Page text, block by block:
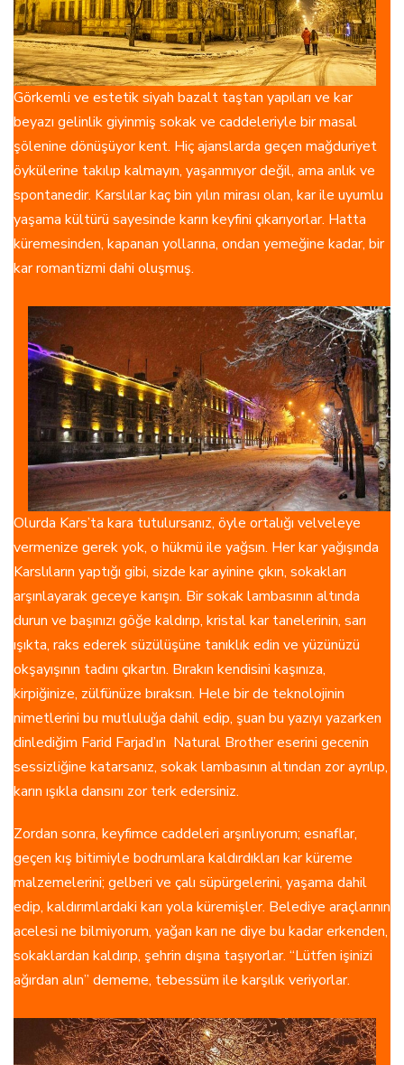
Görkemli ve estetik siyah bazalt taştan yapıları ve kar
beyazı gelinlik giyinmiş sokak ve caddeleriyle bir masal
şölenine dönüşüyor kent. Hiç ajanslarda geçen mağduriyet
öykülerine takılıp kalmayın, yaşanmıyor değil, ama anlık ve
spontanedir. Karslılar kaç bin yılın mirası olan, kar ile uyumlu
yaşama kültürü sayesinde karın keyfini çıkarıyorlar. Hatta
küremesinden, kapanan yollarına, ondan yemeğine kadar, bir
kar romantizmi dahi oluşmuş.
Olurda Kars’ta kara tutulursanız, öyle ortalığı velveleye
vermenize gerek yok, o hükmü ile yağsın. Her kar yağışında
Karslıların yaptığı gibi, sizde kar ayinine çıkın, sokakları
arşınlayarak geceye karışın. Bir sokak lambasının altında
durun ve başınızı göğe kaldırıp, kristal kar tanelerinin, sarı
ışıkta, raks ederek süzülüşüne tanıklık edin ve yüzünüzü
okşayışının tadını çıkartın. Bırakın kendisini kaşınıza,
kirpiğinize, zülfünüze bıraksın. Hele bir de teknolojinin
nimetlerini bu mutluluğa dahil edip, şuan bu yazıyı yazarken
dinlediğim Farid Farjad’ın Natural Brother eserini gecenin
sessizliğine katarsanız, sokak lambasının altından zor ayrılıp,
karın ışıkla dansını zor terk edersiniz.
Zordan sonra, keyfimce caddeleri arşınlıyorum; esnaflar,
geçen kış bitimiyle bodrumlara kaldırdıkları kar küreme
malzemelerini; gelberi ve çalı süpürgelerini, yaşama dahil
edip, kaldırımlardaki karı yola küremişler. Belediye araçlarının
acelesi ne bilmiyorum, yağan karı ne diye bu kadar erkenden,
sokaklardan kaldırıp, şehrin dışına taşıyorlar. “Lütfen işinizi
ağırdan alın” dememe, tebessüm ile karşılık veriyorlar.